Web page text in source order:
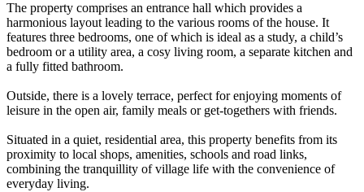
The property comprises an entrance hall which provides a
harmonious layout leading to the various rooms of the house. It
features three bedrooms, one of which is ideal as a study, a child’s
bedroom or a utility area, a cosy living room, a separate kitchen and
a fully fitted bathroom.
Outside, there is a lovely terrace, perfect for enjoying moments of
leisure in the open air, family meals or get-togethers with friends.
Situated in a quiet, residential area, this property benefits from its
proximity to local shops, amenities, schools and road links,
combining the tranquillity of village life with the convenience of
everyday living.